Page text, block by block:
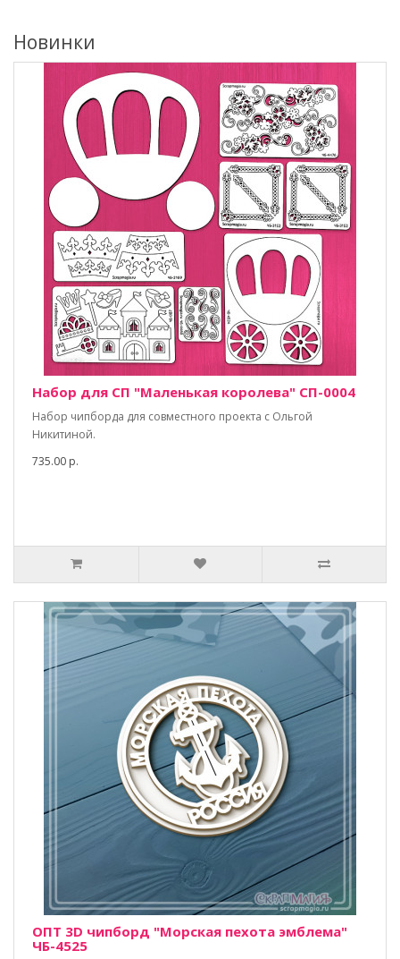
Новинки
Набор для СП "Маленькая королева" СП-0004
Набор чипборда для совместного проекта с Ольгой
Никитиной.
735.00 р.
ОПТ 3D чипборд "Морская пехота эмблема"
ЧБ-4525